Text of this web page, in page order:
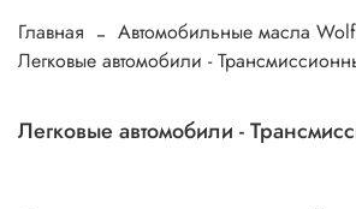
Главная Автомобильные масла
Легковые автомобили -
Легковые автомобили -